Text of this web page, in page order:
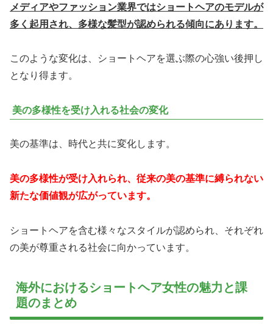
メディアやファッション業界ではショートヘアのモデルが
多く起用され、多様な髪型が認められる傾向にあります。
このような変化は、ショートヘアを選ぶ際の心強い後押し
となり得ます。
美の多様性を受け入れる社会の変化
美の基準は、時代と共に変化します。
美の多様性が受け入れられ、従来の美の基準に縛られない
新たな価値観が広がっています。
ショートヘアを含む様々なスタイルが認められ、それぞれ
の美が尊重される社会に向かっています。
海外におけるショートヘア女性の魅力と課
題のまとめ